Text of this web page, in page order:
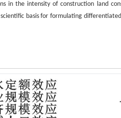
in the intensity of construction land
basis for formulating